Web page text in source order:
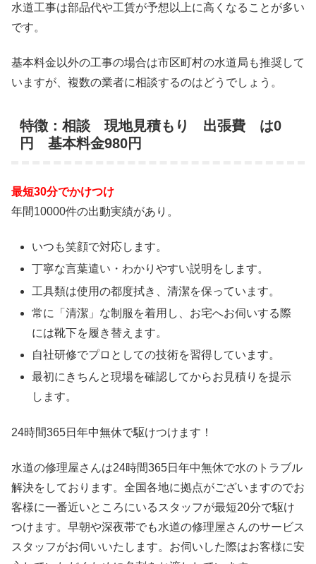
水道工事は部品代や工賃が予想以上に高くなることが多い
です。
基本料金以外の工事の場合は市区町村の水道局も推奨して
いますが、複数の業者に相談するのはどうでしょう。
特徴：相談 現地見積もり 出張費 は0
円 基本料金980円
最短30分でかけつけ
年間10000件の出動実績があり。
いつも笑顔で対応します。
丁寧な言葉遣い・わかりやすい説明をします。
工具類は使用の都度拭き、清潔を保っています。
常に「清潔」な制服を着用し、お宅へお伺いする際
には靴下を履き替えます。
自社研修でプロとしての技術を習得しています。
最初にきちんと現場を確認してからお見積りを提示
します。
24時間365日 年中無休で駆けつけます！
水道の修理屋さんは24時間365日年中無休で水のトラブル
解決をしております。全国各地に拠点がございますのでお
客様に一番近いところにいるスタッフが最短20分で駆け
つけます。早朝や深夜帯でも水道の修理屋さんのサービス
スタッフがお伺いいたします。お伺いした際はお客様に安